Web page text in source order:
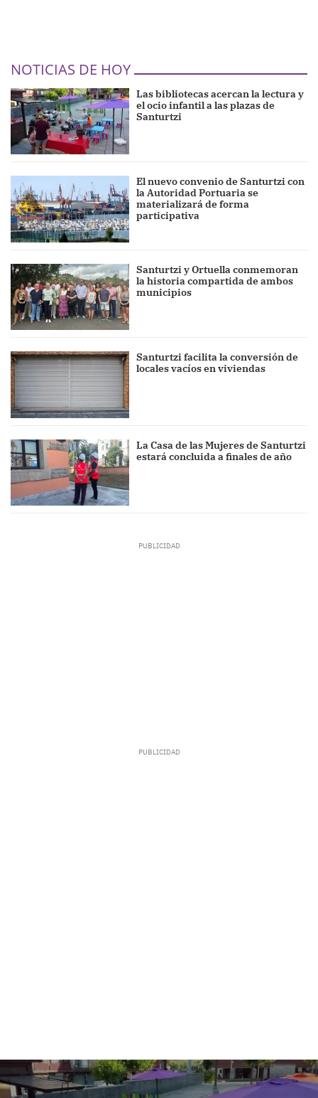
NOTICIAS DE HOY
Las bibliotecas acercan la lectura y
el ocio infantil a las plazas de
Santurtzi
El nuevo convenio de Santurtzi con
la Autoridad Portuaria se
materializará de forma
participativa
Santurtzi y Ortuella conmemoran
la historia compartida de ambos
municipios
Santurtzi facilita la conversión de
locales vacíos en viviendas
La Casa de las Mujeres de Santurtzi
estará concluida a finales de año